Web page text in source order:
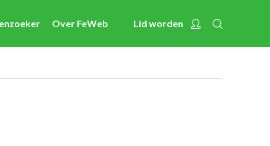
Over FeWeb Lid worden Account
Nieuws